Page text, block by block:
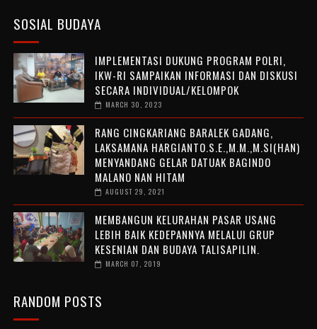
SOSIAL BUDAYA
IMPLEMENTASI DUKUNG PROGRAM POLRI,
IKW-RI SAMPAIKAN INFORMASI DAN DISKUSI
SECARA INDIVIDUAL/KELOMPOK
MARCH 30, 2023
RANG CINGKARIANG BARALEK GADANG,
LAKSAMANA HARGIANTO.S.E.,M.M.,M.SI(HAN)
MENYANDANG GELAR DATUAK BAGINDO
MALANO NAN HITAM
AUGUST 29, 2021
MEMBANGUN KELURAHAN PASAR USANG
LEBIH BAIK KEDEPANNYA MELALUI GRUP
KESENIAN DAN BUDAYA TALISAPILIN.
MARCH 07, 2019
RANDOM POSTS